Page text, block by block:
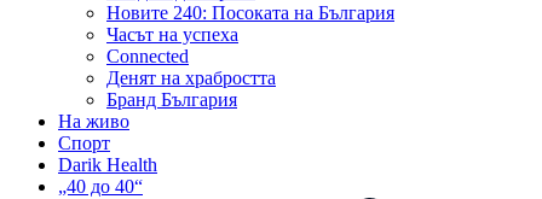
Новите 240: Посоката на България
Часът на успеха
Connected
Денят на храбростта
Бранд България
На живо
Спорт
Darik Health
„40 до 40“